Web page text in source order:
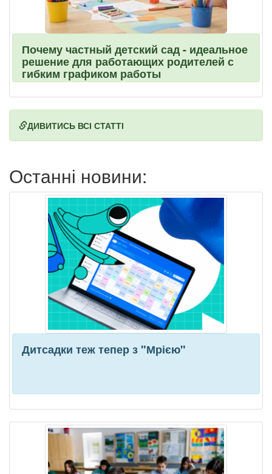
Почему частный детский сад - идеальное
решение для работающих родителей с
гибким графиком работы
ДИВИТИСЬ ВСІ СТАТТІ
Останні новини:
Дитсадки теж тепер з "Мрією"